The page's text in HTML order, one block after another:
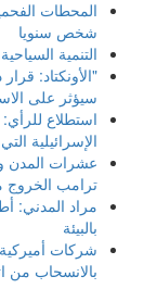
شخص سنويا
التنمية
"الأونكتاد:
سيؤثر على
استطلاع للرأي:
الإسرائيلية
عشرات المدن
ترامب الخروج
مراد المدني:
بالبيئة
شركات
بالانسحاب من